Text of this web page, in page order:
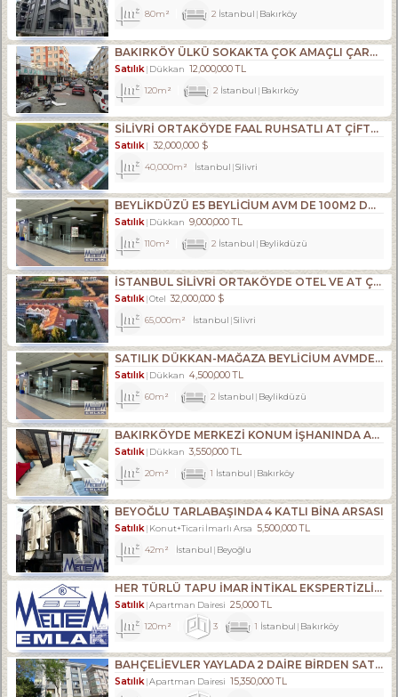
80m² 2 İstanbul Bakırköy
BAKIRKÖY ÜLKÜ SOKAKTA ÇOK AMAÇLI ÇARŞI DÜKKANI
Satılık Dükkan 12,000,000 TL
120m² 2 İstanbul Bakırköy
SILIVRI ORTAKÖYDE FAAL RUHSATLI AT ÇIFTLIĞI,35.209M2 TATILKÖYÜ
Satılık 32,000,000 $
40,000m² İstanbul Silivri
BEYLİKDÜZÜ E5 BEYLİCİUM AVM DE 100M2 DÜKKAN MAĞAZA
Satılık Dükkan 9,000,000 TL
110m² 2 İstanbul Beylikdüzü
İSTANBUL SİLİVRİ ORTAKÖYDE OTEL VE AT ÇİFTLİĞİ TATİL KÖYÜ TESİS
Satılık Otel 32,000,000 $
65,000m² İstanbul Silivri
SATILIK DÜKKAN-MAĞAZA BEYLİCİUM AVMDE BEYLİZDÜZÜ E5 KENARI
Satılık Dükkan 4,500,000 TL
60m² 2 İstanbul Beylikdüzü
BAKIRKÖYDE MERKEZİ KONUM İŞHANINDA ACİL SATILIK DÜKKAN
Satılık Dükkan 3,550,000 TL
20m² 1 İstanbul Bakırköy
BEYOĞLU TARLABAŞINDA 4 KATLI BINA ARSASI
Satılık Konut+Ticari İmarlı Arsa 5,500,000 TL
42m² İstanbul Beyoğlu
HER TÜRLÜ TAPU İMAR İNTİKAL EKSPERTİZLİK VE KENTSEL DÖNÜŞÜM DANIŞMANLIK HİZMETLERİ
Satılık Apartman Dairesi 25,000 TL
120m² 3 1 İstanbul Bakırköy
BAHÇELİEVLER YAYLADA 2 DAİRE BİRDEN SATILIKTIR.
Satılık Apartman Dairesi 15,350,000 TL